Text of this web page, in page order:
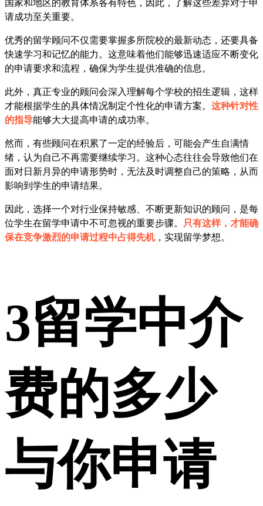
国家和地区的教育体系各有特色，因此，了解这些差异对于申
请成功至关重要。
优秀的留学顾问不仅需要掌握多所院校的最新动态，还要具备
快速学习和记忆的能力。这意味着他们能够迅速适应不断变化
的申请要求和流程，确保为学生提供准确的信息。
此外，真正专业的顾问会深入理解每个学校的招生逻辑，这样
才能根据学生的具体情况制定个性化的申请方案。 这种针对性
的指导能够大大提高申请的成功率。
然而，有些顾问在积累了一定的经验后，可能会产生自满情
绪，认为自己不再需要继续学习。这种心态往往会导致他们在
面对日新月异的申请形势时，无法及时调整自己的策略，从而
影响到学生的申请结果。
因此，选择一个对行业保持敏感、不断更新知识的顾问，是每
位学生在留学申请中不可忽视的重要步骤。
只有这样，才能确
保在竞争激烈的申请过程中占得先机，实现留学梦想。
3留学中介
费的多少
与你申请